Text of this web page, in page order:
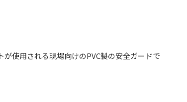
使用される現場向けのPVC製の安全ガードで